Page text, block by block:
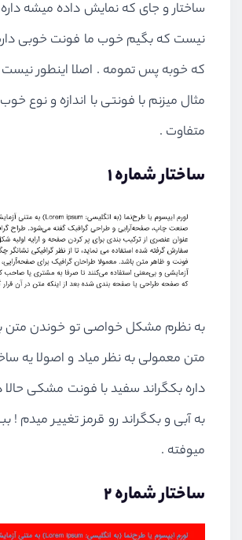
ساختار و جای که نمایش داده میشه
نیست که بگیم خوب ما فونت خوبی
که خوبه پس تمومه . اصلا اینطور نیست
مثال میزنم با فونتی با اندازه و نوع خوب
متفاوت .
ساختار شماره 1
به نظرم مشکل خواصی تو خوندن متن
متن معمولی به نظر میاد و اصولا یه
داره بکگراند سفید با فونت مشکی حالا
به آبی و بکگراند رو قرمز تغییر میدم !
میوفته .
ساختار شماره 2